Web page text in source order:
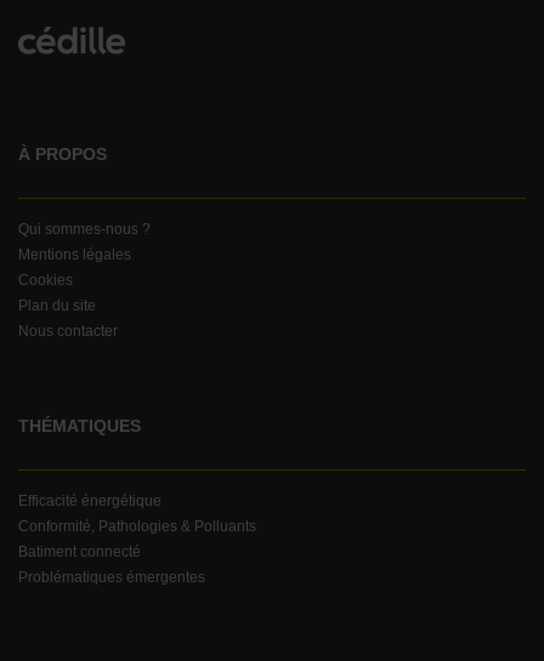
À PROPOS
Qui sommes-nous ?
Mentions légales
Cookies
Plan du site
Nous contacter
THÉMATIQUES
Efficacité énergétique
Conformité, Pathologies & Polluants
Batiment connecté
Problématiques émergentes